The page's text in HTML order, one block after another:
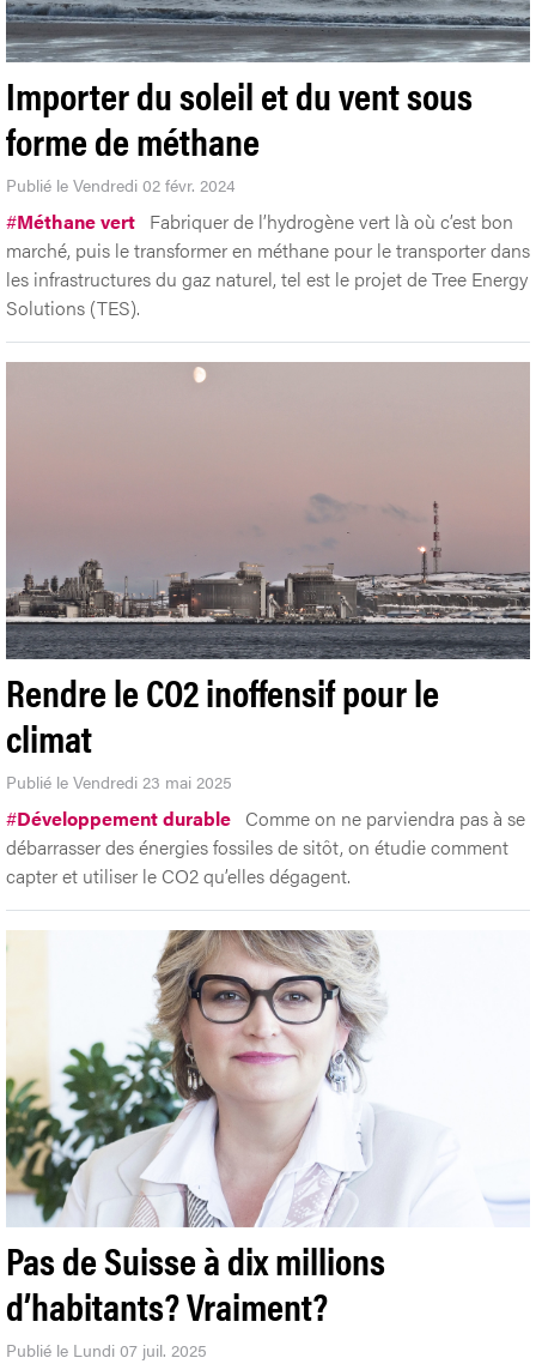
Importer du soleil et du vent sous
forme de méthane
Publié le Vendredi 02 févr. 2024
#Méthane vert Fabriquer de l’hydrogène vert là où c’est bon
marché, puis le transformer en méthane pour le transporter dans
les infrastructures du gaz naturel, tel est le projet de Tree Energy
Solutions (TES).
Rendre le CO2 inoffensif pour le
climat
Publié le Vendredi 23 mai 2025
#Développement durable Comme on ne parviendra pas à se
débarrasser des énergies fossiles de sitôt, on étudie comment
capter et utiliser le CO2 qu’elles dégagent.
Pas de Suisse à dix millions
d’habitants? Vraiment?
Publié le Lundi 07 juil. 2025